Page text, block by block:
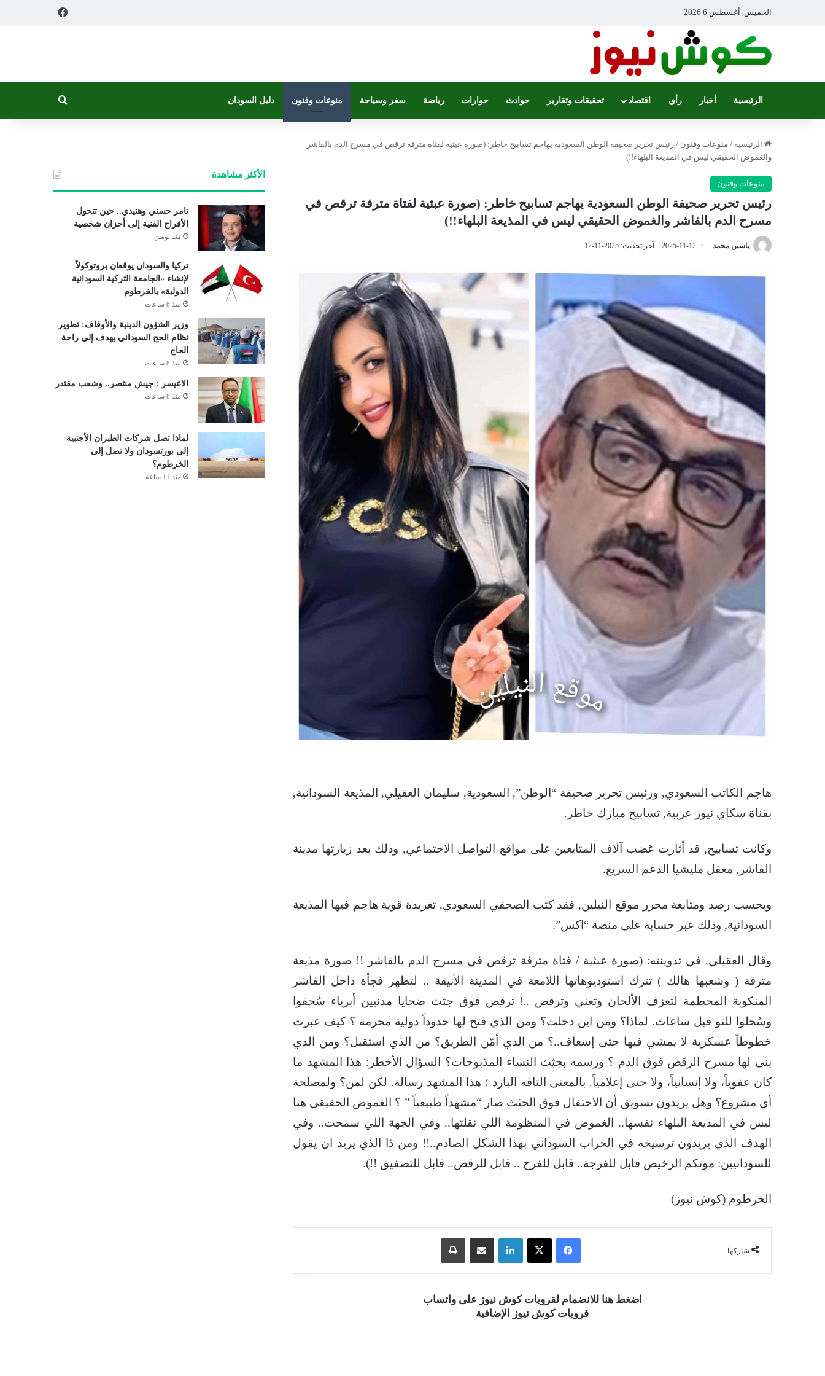
الخميس, أغسطس 6 2026
الرئيسية أخبار رأي اقتصاد تحقيقات وتقارير حوادث حوارات رياضة سفر وسياحة منوعات وفنون دليل السودان
الرئيسية / منوعات وفنون / رئيس تحرير صحيفة الوطن السعودية يهاجم تسابيح خاطر: (صورة عبثية لفتاة مترفة ترقص في مسرح الدم بالفاشر
والغموض الحقيقي ليس في المذيعة البلهاء!!)
منوعات وفنون
رئيس تحرير صحيفة الوطن السعودية يهاجم تسابيح خاطر: (صورة عبثية لفتاة مترفة ترقص في
مسرح الدم بالفاشر والغموض الحقيقي ليس في المذيعة البلهاء!!)
ياسين محمد 2025-11-12 آخر تحديث: 2025-11-12
هاجم الكاتب السعودي, ورئيس تحرير صحيفة “الوطن”, السعودية, سليمان العقيلي, المذيعة السودانية,
بقناة سكاي نيوز عربية, تسابيح مبارك خاطر.
وكانت تسابيح, قد أثارت غضب آلاف المتابعين على مواقع التواصل الاجتماعي, وذلك بعد زيارتها مدينة
الفاشر, معقل مليشيا الدعم السريع.
وبحسب رصد ومتابعة محرر موقع النيلين, فقد كتب الصحفي السعودي, تغريدة قوية هاجم فيها المذيعة
السودانية, وذلك عبر حسابه على منصة “اكس”.
وقال العقيلي, في تدوينته: (صورة عبثية / فتاة مترفة ترقص في مسرح الدم بالفاشر !! صورة مذيعة
مترفة ( وشعبها هالك ) تترك استوديوهاتها اللامعة في المدينة الأنيقة .. لتظهر فجأة داخل الفاشر
المنكوبة المحطمة لتعزف الألحان وتغني وترقص ..! ترقص فوق جثث ضحايا مدنيين أبرياء سُحقوا
وسُحلوا للتو قبل ساعات. لماذا؟ ومن اين دخلت؟ ومن الذي فتح لها حدوداً دولية محرمة ؟ كيف عبرت
خطوطاً عسكرية لا يمشي فيها حتى إسعاف..؟ من الذي أمّن الطريق؟ من الذي استقبل؟ ومن الذي
بنى لها مسرح الرقص فوق الدم ؟ ورسمه بجثث النساء المذبوحات؟ السؤال الأخطر: هذا المشهد ما
كان عفوياً، ولا إنسانياً، ولا حتى إعلامياً. بالمعنى التافه البارد ؛ هذا المشهد رسالة. لكن لمن؟ ولمصلحة
أي مشروع؟ وهل يريدون تسويق أن الاحتفال فوق الجثث صار “مشهداً طبيعياً ” ؟ الغموض الحقيقي هنا
ليس في المذيعة البلهاء نفسها.. الغموض في المنظومة اللي نقلتها.. وفي الجهة اللي سمحت.. وفي
الهدف الذي يريدون ترسيخه في الخراب السوداني بهذا الشكل الصادم..!! ومن ذا الذي يريد ان يقول
للسودانيين: موتكم الرخيص قابل للفرجة.. قابل للفرح .. قابل للرقص.. قابل للتصفيق !!).
الخرطوم (كوش نيوز)
شاركها
فيسبوك ‫X لينكدإن مشاركة عبر البريد
اضغط هنا للانضمام لقروبات كوش نيوز على واتساب
قروبات كوش نيوز الإضافية
الأكثر مشاهدة
تامر حسني وهنيدي.. حين تتحول
الأفراح الفنية إلى أحزان شخصية
منذ يومين
تركيا والسودان يوقعان بروتوكولاً
لإنشاء «الجامعة التركية السودانية
الدولية» بالخرطوم
منذ 8 ساعات
وزير الشؤون الدينية والأوقاف: تطوير
نظام الحج السوداني يهدف إلى راحة
الحاج
منذ 8 ساعات
الاعيسر : جيش منتصر.. وشعب مقتدر
منذ 8 ساعات
لماذا تصل شركات الطيران الأجنبية
إلى بورتسودان ولا تصل إلى
الخرطوم؟
منذ 11 ساعة